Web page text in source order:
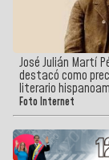
José Julián Martí
destacó como
literario
Foto Internet